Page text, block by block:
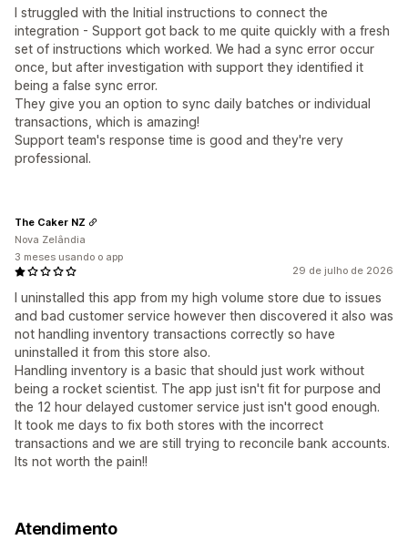
I struggled with the Initial instructions to connect the
integration - Support got back to me quite quickly with a fresh
set of instructions which worked. We had a sync error occur
once, but after investigation with support they identified it
being a false sync error.
They give you an option to sync daily batches or individual
transactions, which is amazing!
Support team's response time is good and they're very
professional.
29 de julho de 2026
I uninstalled this app from my high volume store due to issues
and bad customer service however then discovered it also was
not handling inventory transactions correctly so have
uninstalled it from this store also.
Handling inventory is a basic that should just work without
being a rocket scientist. The app just isn't fit for purpose and
the 12 hour delayed customer service just isn't good enough.
It took me days to fix both stores with the incorrect
transactions and we are still trying to reconcile bank accounts.
Its not worth the pain!!
The Caker NZ
Nova Zelândia
3 meses usando o app
Atendimento